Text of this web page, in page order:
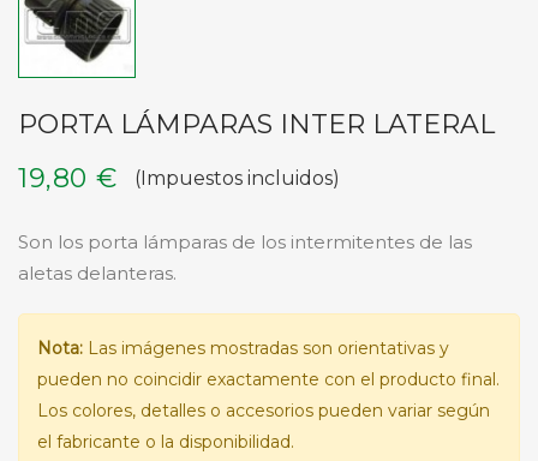
PORTA LÁMPARAS INTER LATERAL
19,80 €
(Impuestos incluidos)
Son los porta lámparas de los intermitentes de las
aletas delanteras.
Nota: Las imágenes mostradas son orientativas y
pueden no coincidir exactamente con el producto final.
Los colores, detalles o accesorios pueden variar según
el fabricante o la disponibilidad.